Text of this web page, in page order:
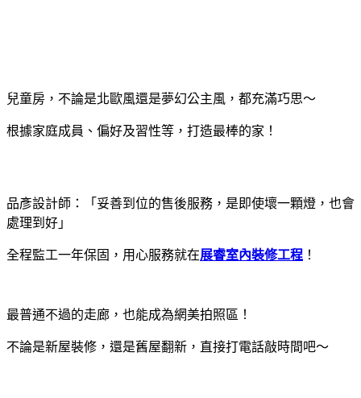
兒童房，不論是北歐風還是夢幻公主風，都充滿巧思～
根據家庭成員、偏好及習性等，打造最棒的家！
品彥設計師：「妥善到位的售後服務，是即使壞一顆燈，也會
處理到好」
全程監工一年保固，用心服務就在展睿室內裝修工程 ！
最普通不過的走廊，也能成為網美拍照區！
不論是新屋裝修，還是舊屋翻新，直接打電話敲時間吧～